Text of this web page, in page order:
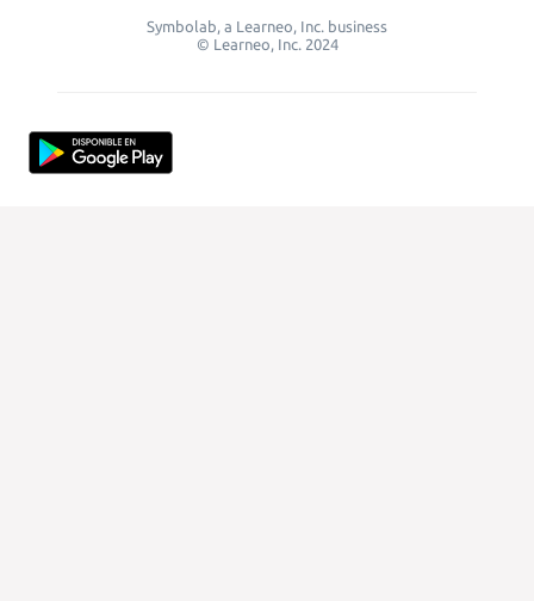
Symbolab, a Learneo, Inc. business
© Learneo, Inc. 2024